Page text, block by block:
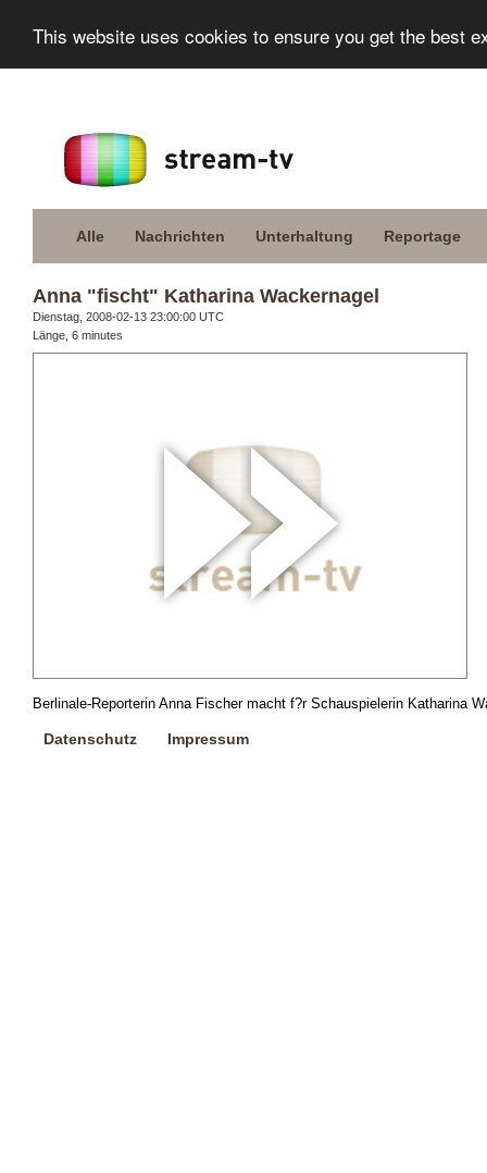
This website uses cookies to ensure you get the best
Alle Nachrichten Unterhaltung Reportage
Anna "fischt" Katharina Wackernagel
Dienstag, 2008-02-13 23:00:00 UTC
Länge, 6 minutes
Berlinale-Reporterin Anna Fischer macht f?r Schauspielerin Katharina
Datenschutz Impressum